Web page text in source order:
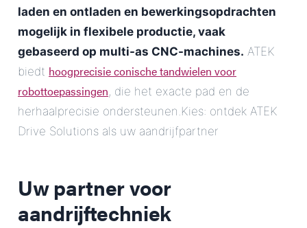
laden en ontladen en bewerkingsopdrachten
mogelijk in flexibele productie, vaak
gebaseerd op multi-as CNC-machines. ATEK
biedt hoogprecisie conische tandwielen voor
robottoepassingen, die het exacte pad en de
herhaalprecisie ondersteunen.Kies: ontdek ATEK
Drive Solutions als uw aandrijfpartner
Uw partner voor
aandrijftechniek